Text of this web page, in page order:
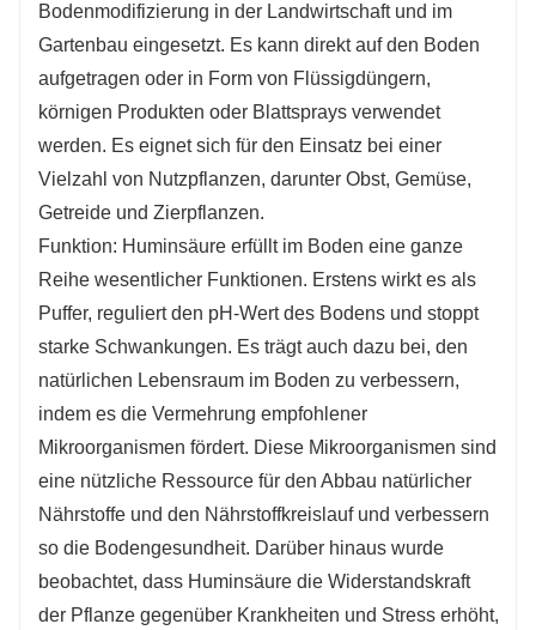
die Widerstandsfähigkeit gegenüber
Temperaturschwankungen. Dies kann zu einer
verbesserten Widerstandsfähigkeit und
Produktivität der Pflanzen führen, insbesondere
unter schwierigen Wachstumsbedingungen.
Bodenmodifizierung in der Landwirtschaft und im
Gartenbau eingesetzt. Es kann direkt auf den Boden
aufgetragen oder in Form von Flüssigdüngern,
körnigen Produkten oder Blattsprays verwendet
werden. Es eignet sich für den Einsatz bei einer
Vielzahl von Nutzpflanzen, darunter Obst, Gemüse,
Getreide und Zierpflanzen.
Funktion: Huminsäure erfüllt im Boden eine ganze
Reihe wesentlicher Funktionen. Erstens wirkt es als
Puffer, reguliert den pH-Wert des Bodens und stoppt
starke Schwankungen. Es trägt auch dazu bei, den
natürlichen Lebensraum im Boden zu verbessern,
indem es die Vermehrung empfohlener
Mikroorganismen fördert. Diese Mikroorganismen sind
eine nützliche Ressource für den Abbau natürlicher
Nährstoffe und den Nährstoffkreislauf und verbessern
so die Bodengesundheit. Darüber hinaus wurde
beobachtet, dass Huminsäure die Widerstandskraft
der Pflanze gegenüber Krankheiten und Stress erhöht,